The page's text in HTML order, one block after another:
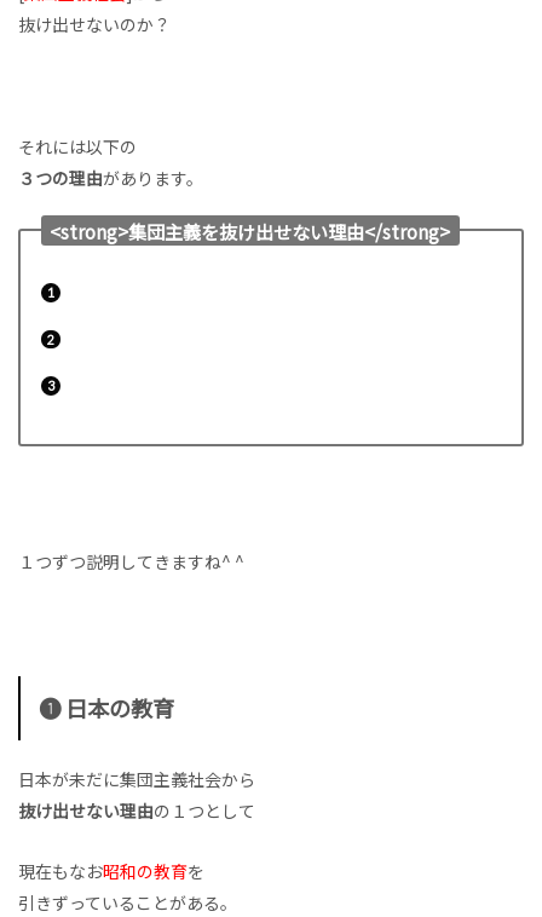
抜け出せないのか？
それには以下の
３つの理由があります。
<strong>集団主義を抜け出せない理由</strong>
１つずつ説明してきますね^ ^
❶ 日本の教育
日本が未だに集団主義社会から
抜け出せない理由の１つとして
現在もなお昭和の教育を
引きずっていることがある。